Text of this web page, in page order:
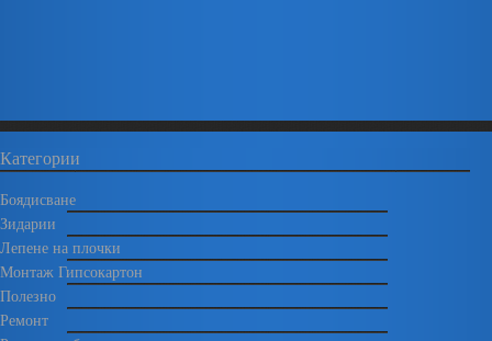
Категории
Боядисване
Зидарии
Лепене на плочки
Монтаж Гипсокартон
Полезно
Ремонт